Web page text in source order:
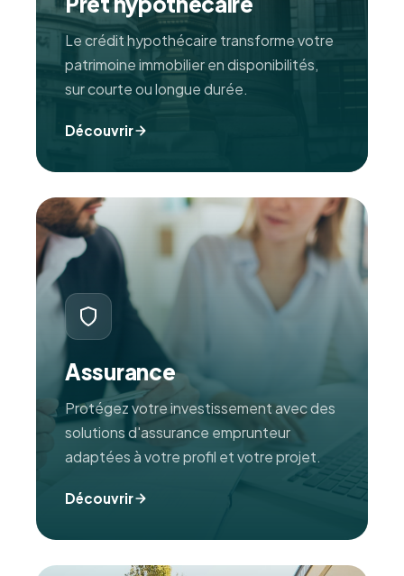
Le crédit hypothécaire transforme votre
patrimoine immobilier en disponibilités,
sur courte ou longue durée.
Découvrir
Assurance
Protégez votre investissement avec des
solutions d'assurance emprunteur
adaptées à votre profil et votre projet.
Découvrir